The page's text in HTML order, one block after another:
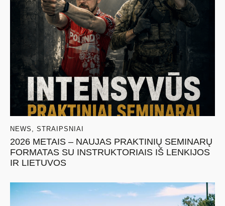
NEWS STRAIPSNIAI
2026 METAIS – NAUJAS PRAKTINIŲ SEMINARŲ
FORMATAS SU INSTRUKTORIAIS IŠ LENKIJOS
IR LIETUVOS